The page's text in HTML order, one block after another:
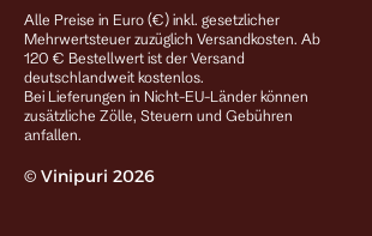
Alle Preise in Euro (€) inkl. gesetzlicher
Mehrwertsteuer zuzüglich Versandkosten. Ab
120 € Bestellwert ist der Versand
deutschlandweit kostenlos.
Bei Lieferungen in Nicht-EU-Länder können
zusätzliche Zölle, Steuern und Gebühren
anfallen.
© Vinipuri 2026